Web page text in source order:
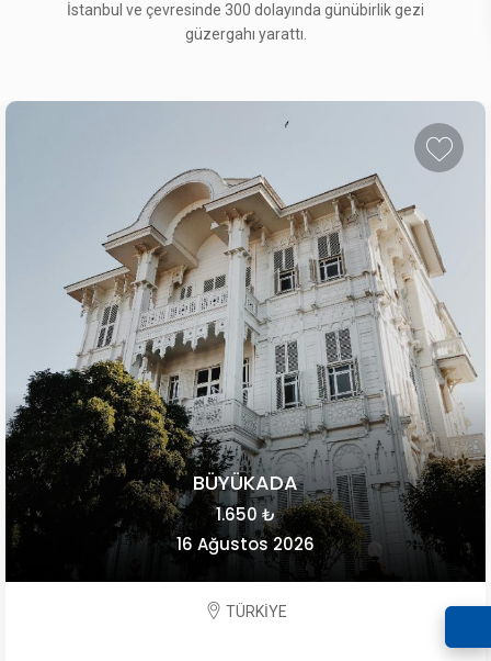
İstanbul ve çevresinde 300 dolayında günübirlik gezi
güzergahı yarattı.
KÖŞE BUCAK HALİÇ: FENER-BALAT-AYVANSARAY